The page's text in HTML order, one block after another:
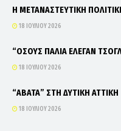
Η ΜΕΤΑΝΑΣΤΕΥΤΙΚΗ
18 ΙΟΥΛΊΟΥ 2026
“ΟΣΟΥΣ ΠΑΛΙΑ ΕΛΕΓΑΝ
18 ΙΟΥΛΊΟΥ 2026
“ΑΒΑΤΑ” ΣΤΗ ΔΥΤΙΚΗ ΑΤΤΙΚΗ
18 ΙΟΥΛΊΟΥ 2026